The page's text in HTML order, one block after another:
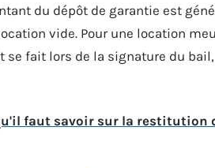
du dépôt de garantie est
vide. Pour une location
se fait lors de la signature du
faut savoir sur la restitution